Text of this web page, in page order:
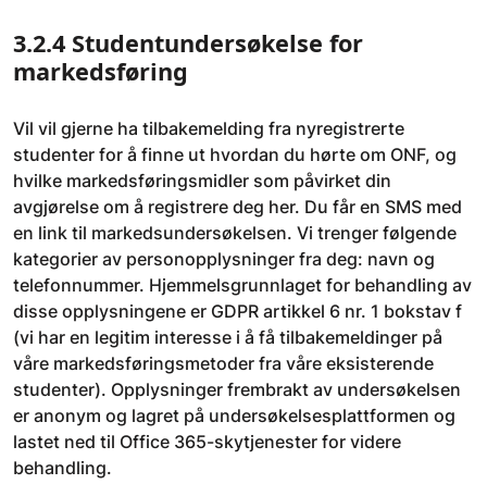
3.2.4 Studentundersøkelse for
markedsføring
Vil vil gjerne ha tilbakemelding fra nyregistrerte
studenter for å finne ut hvordan du hørte om ONF, og
hvilke markedsføringsmidler som påvirket din
avgjørelse om å registrere deg her. Du får en SMS med
en link til markedsundersøkelsen. Vi trenger følgende
kategorier av personopplysninger fra deg: navn og
telefonnummer. Hjemmelsgrunnlaget for behandling av
disse opplysningene er GDPR artikkel 6 nr. 1 bokstav f
(vi har en legitim interesse i å få tilbakemeldinger på
våre markedsføringsmetoder fra våre eksisterende
studenter). Opplysninger frembrakt av undersøkelsen
er anonym og lagret på undersøkelsesplattformen og
lastet ned til Office 365-skytjenester for videre
behandling.